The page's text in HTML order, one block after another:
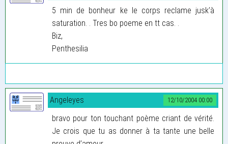
5 min de bonheur ke le corps reclame jusk’à
saturation. . Tres bo poeme en tt cas. .
Biz,
Penthesilia
12/10/2004 00:00
Angeleyes
bravo pour ton touchant poème criant de vérité.
Je crois que tu as donner à ta tante une belle